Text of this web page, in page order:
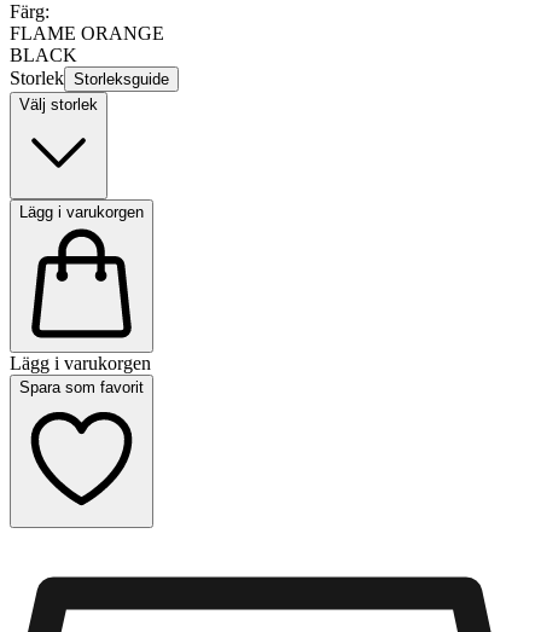
Färg:
FLAME ORANGE
BLACK
Storlek Storleksguide
Välj storlek
Lägg i varukorgen
Lägg i varukorgen
Spara som favorit